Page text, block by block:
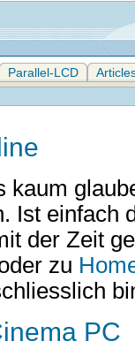
Parallel-LCD
kaum
Ist einfach
der Zeit
zu
PC